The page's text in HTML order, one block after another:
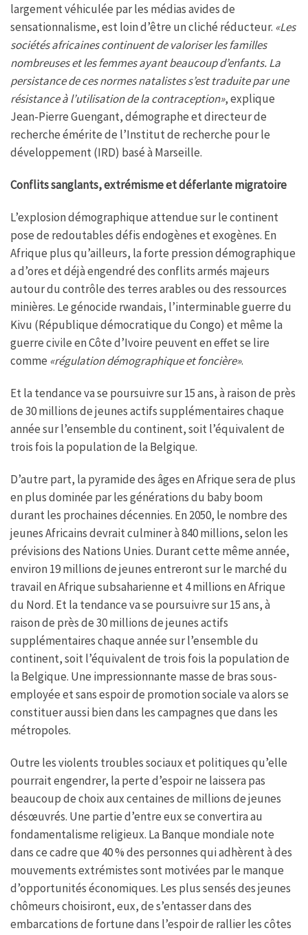
largement véhiculée par les médias avides de
sensationnalisme, est loin d’être un cliché réducteur. «Les
sociétés africaines continuent de valoriser les familles
nombreuses et les femmes ayant beaucoup d’enfants. La
persistance de ces normes natalistes s’est traduite par une
résistance à l’utilisation de la contraception», explique
Jean-Pierre Guengant, démographe et directeur de
recherche émérite de l’Institut de recherche pour le
développement (IRD) basé à Marseille.
Conflits sanglants, extrémisme et déferlante migratoire
L’explosion démographique attendue sur le continent
pose de redoutables défis endogènes et exogènes. En
Afrique plus qu’ailleurs, la forte pression démographique
a d’ores et déjà engendré des conflits armés majeurs
autour du contrôle des terres arables ou des ressources
minières. Le génocide rwandais, l’interminable guerre du
Kivu (République démocratique du Congo) et même la
guerre civile en Côte d’Ivoire peuvent en effet se lire
comme «régulation démographique et foncière».
Et la tendance va se poursuivre sur 15 ans, à raison de près
de 30 millions de jeunes actifs supplémentaires chaque
année sur l’ensemble du continent, soit l’équivalent de
trois fois la population de la Belgique.
D’autre part, la pyramide des âges en Afrique sera de plus
en plus dominée par les générations du baby boom
durant les prochaines décennies. En 2050, le nombre des
jeunes Africains devrait culminer à 840 millions, selon les
prévisions des Nations Unies. Durant cette même année,
environ 19 millions de jeunes entreront sur le marché du
travail en Afrique subsaharienne et 4 millions en Afrique
du Nord. Et la tendance va se poursuivre sur 15 ans, à
raison de près de 30 millions de jeunes actifs
supplémentaires chaque année sur l’ensemble du
continent, soit l’équivalent de trois fois la population de
la Belgique. Une impressionnante masse de bras sous-
employée et sans espoir de promotion sociale va alors se
constituer aussi bien dans les campagnes que dans les
métropoles.
Outre les violents troubles sociaux et politiques qu’elle
pourrait engendrer, la perte d’espoir ne laissera pas
beaucoup de choix aux centaines de millions de jeunes
désœuvrés. Une partie d’entre eux se convertira au
fondamentalisme religieux. La Banque mondiale note
dans ce cadre que 40 % des personnes qui adhèrent à des
mouvements extrémistes sont motivées par le manque
d’opportunités économiques. Les plus sensés des jeunes
chômeurs choisiront, eux, de s’entasser dans des
embarcations de fortune dans l’espoir de rallier les côtes